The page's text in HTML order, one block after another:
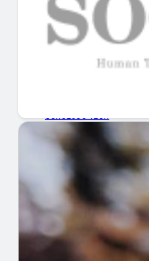
INICIO
EMPRESAS
GUÍA DE COMPRA
MERCADOS Y TENDENCIAS
HEMEROTECA